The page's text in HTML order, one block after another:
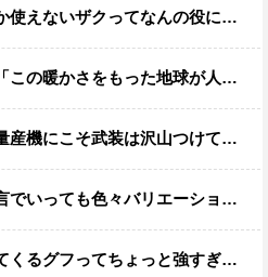
ザクってなんの役に立つ設定なんだ？
った地球が人間さえ破壊するんだ（汗だく）」
にこそ武装は沢山つけてほしいよね
ても色々バリエーションがあるよね
グフってちょっと強すぎじゃない？